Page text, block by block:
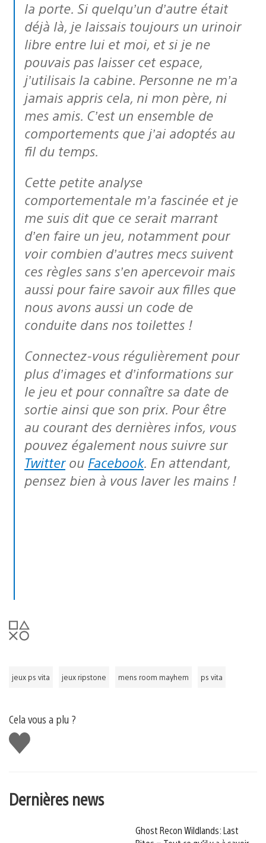
la porte. Si quelqu’un d’autre était
déjà là, je laissais toujours un urinoir
libre entre lui et moi, et si je ne
pouvais pas laisser cet espace,
j’utilisais la cabine. Personne ne m’a
jamais appris cela, ni mon père, ni
mes amis. C’est un ensemble de
comportements que j’ai adoptés au
fil du temps.
Cette petite analyse
comportementale m’a fascinée et je
me suis dit que ce serait marrant
d’en faire un jeu, notamment pour
voir combien d’autres mecs suivent
ces règles sans s’en apercevoir mais
aussi pour faire savoir aux filles que
nous avons aussi un code de
conduite dans nos toilettes !
Connectez-vous régulièrement pour
plus d’images et d’informations sur
le jeu et pour connaître sa date de
sortie ainsi que son prix. Pour être
au courant des dernières infos, vous
pouvez également nous suivre sur
Twitterou Facebook. En attendant,
pensez bien à vous laver les mains !
jeux ps vita jeux ripstone mens room mayhem ps vita
Cela vous a plu ?
J'aime
Dernières news
Ghost Recon Wildlands: Last